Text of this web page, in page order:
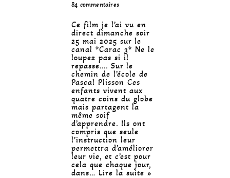
84 commentaires
Ce film je l’ai vu en
direct dimanche soir
25 mai 2025 sur le
canal *Carac 3* Ne le
loupez pas si il
repasse…. Sur le
chemin de l’école de
Pascal Plisson Ces
enfants vivent aux
quatre coins du globe
mais partagent la
même soif
d’apprendre. Ils ont
compris que seule
l’instruction leur
permettra d’améliorer
leur vie, et c’est pour
cela que chaque jour,
dans… Lire la suite »